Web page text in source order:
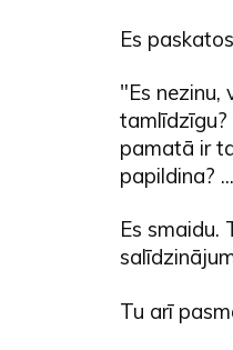
Es
"Es
pamatā ir
papildina?
Es smaidu.
Tu arī